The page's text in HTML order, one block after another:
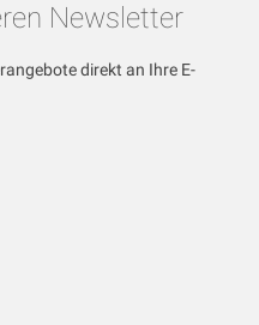
Newsletter
direkt an Ihre E-